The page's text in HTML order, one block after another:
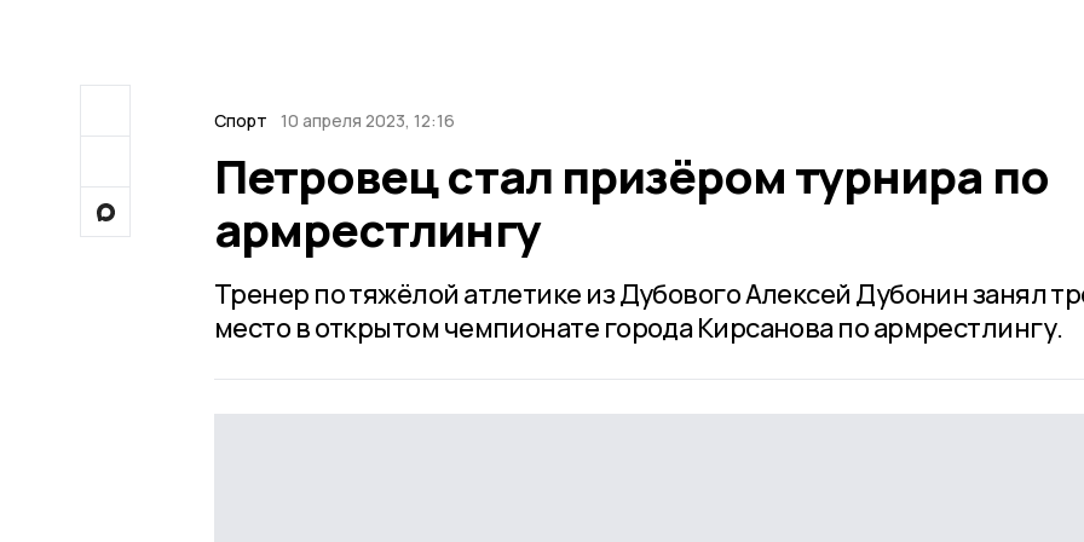
Спорт 10 апреля 2023, 12:16
Петровец стал призёром турнира по
армрестлингу
Тренер по тяжёлой атлетике из Дубового Алексей Дубонин занял
место в открытом чемпионате города Кирсанова по армрестлингу.